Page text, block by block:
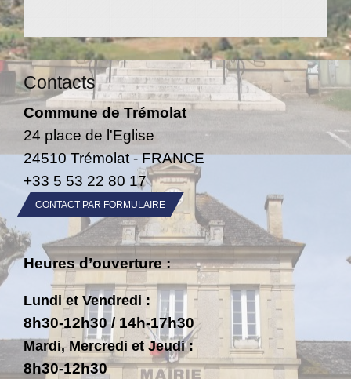
Contacts
Commune de Trémolat
24 place de l'Eglise
24510 Trémolat - FRANCE
+33 5 53 22 80 17
CONTACT PAR FORMULAIRE
Heures d’ouverture :
Lundi et Vendredi :
8h30-12h30 / 14h-17h30
Mardi, Mercredi et Jeudi :
8h30-12h30